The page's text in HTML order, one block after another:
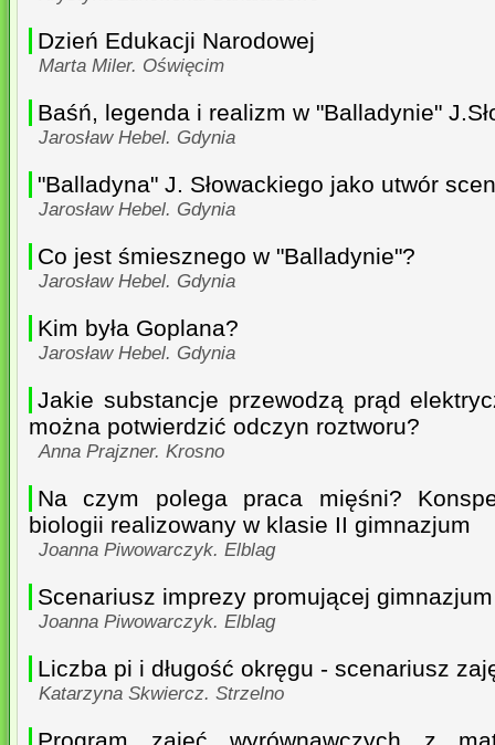
Dzień Edukacji Narodowej
Marta Miler. Oświęcim
Baśń, legenda i realizm w "Balladynie"
Jarosław Hebel. Gdynia
"Balladyna" J. Słowackiego jako utwór
Jarosław Hebel. Gdynia
Co jest śmiesznego w "Balladynie"?
Jarosław Hebel. Gdynia
Kim była Goplana?
Jarosław Hebel. Gdynia
Jakie substancje przewodzą prąd
można potwierdzić odczyn roztworu?
Anna Prajzner. Krosno
Na czym polega praca mięśni?
biologii realizowany w klasie II gimnazjum
Joanna Piwowarczyk. Elblag
Scenariusz imprezy promującej
Joanna Piwowarczyk. Elblag
Liczba pi i długość okręgu - scenariusz
Katarzyna Skwiercz. Strzelno
Program zajęć wyrównawczych z